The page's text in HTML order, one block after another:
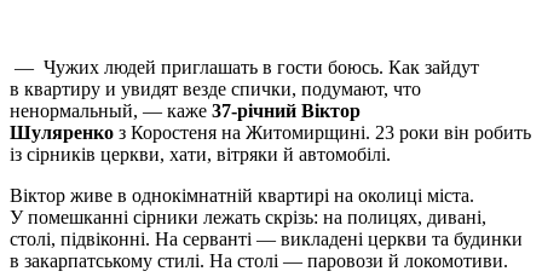
— Чужих людей приглашать в гости боюсь. Как зайдут
в квартиру и увидят везде спички, подумают, что
ненормальный, — каже 37-річний Віктор
Шуляренко з Коростеня на Житомир­щині. 23 роки він робить
із сірників церкви, хати, вітряки й автомобілі.
Віктор живе в однокімнатній квартирі на околиці міста.
У помешканні сірники лежать скрізь: на полицях, дивані,
столі, підвіконні. На серванті — викладені церкви та будинки
в закарпатському стилі. На столі — паровози й локомотиви.